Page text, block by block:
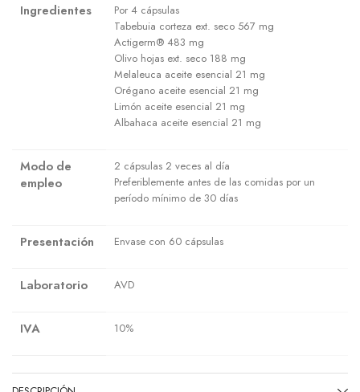
Ingredientes
Por 4 cápsulas
Tabebuia corteza ext. seco 567 mg
Actigerm® 483 mg
Olivo hojas ext. seco 188 mg
Melaleuca aceite esencial 21 mg
Orégano aceite esencial 21 mg
Limón aceite esencial 21 mg
Albahaca aceite esencial 21 mg
Modo de
empleo
2 cápsulas 2 veces al día
Preferiblemente antes de las comidas por un
período mínimo de 30 días
Presentación Envase con 60 cápsulas
Laboratorio AVD
IVA 10%